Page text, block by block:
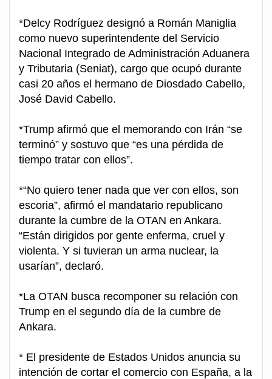
*Delcy Rodríguez designó a Román Maniglia
como nuevo superintendente del Servicio
Nacional Integrado de Administración Aduanera
y Tributaria (Seniat), cargo que ocupó durante
casi 20 años el hermano de Diosdado Cabello,
José David Cabello.
*Trump afirmó que el memorando con Irán “se
terminó” y sostuvo que “es una pérdida de
tiempo tratar con ellos”.
*“No quiero tener nada que ver con ellos, son
escoria”, afirmó el mandatario republicano
durante la cumbre de la OTAN en Ankara.
“Están dirigidos por gente enferma, cruel y
violenta. Y si tuvieran un arma nuclear, la
usarían”, declaró.
*La OTAN busca recomponer su relación con
Trump en el segundo día de la cumbre de
Ankara.
* El presidente de Estados Unidos anuncia su
intención de cortar el comercio con España, a la